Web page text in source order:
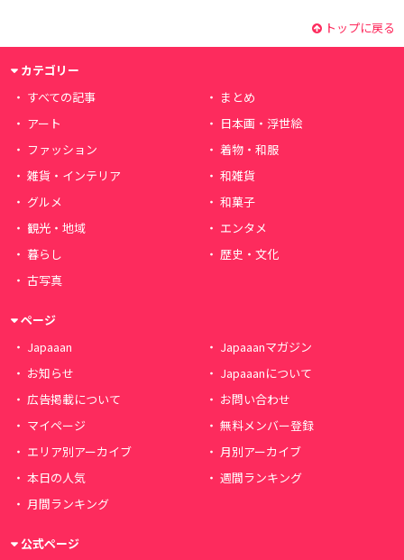
トップに戻る
カテゴリー
すべての記事
まとめ
アート
日本画・浮世絵
ファッション
着物・和服
雑貨・インテリア
和雑貨
グルメ
和菓子
観光・地域
エンタメ
暮らし
歴史・文化
古写真
ページ
Japaaan
Japaaanマガジン
お知らせ
Japaaanについて
広告掲載について
お問い合わせ
マイページ
無料メンバー登録
エリア別アーカイブ
月別アーカイブ
本日の人気
週間ランキング
月間ランキング
公式ページ